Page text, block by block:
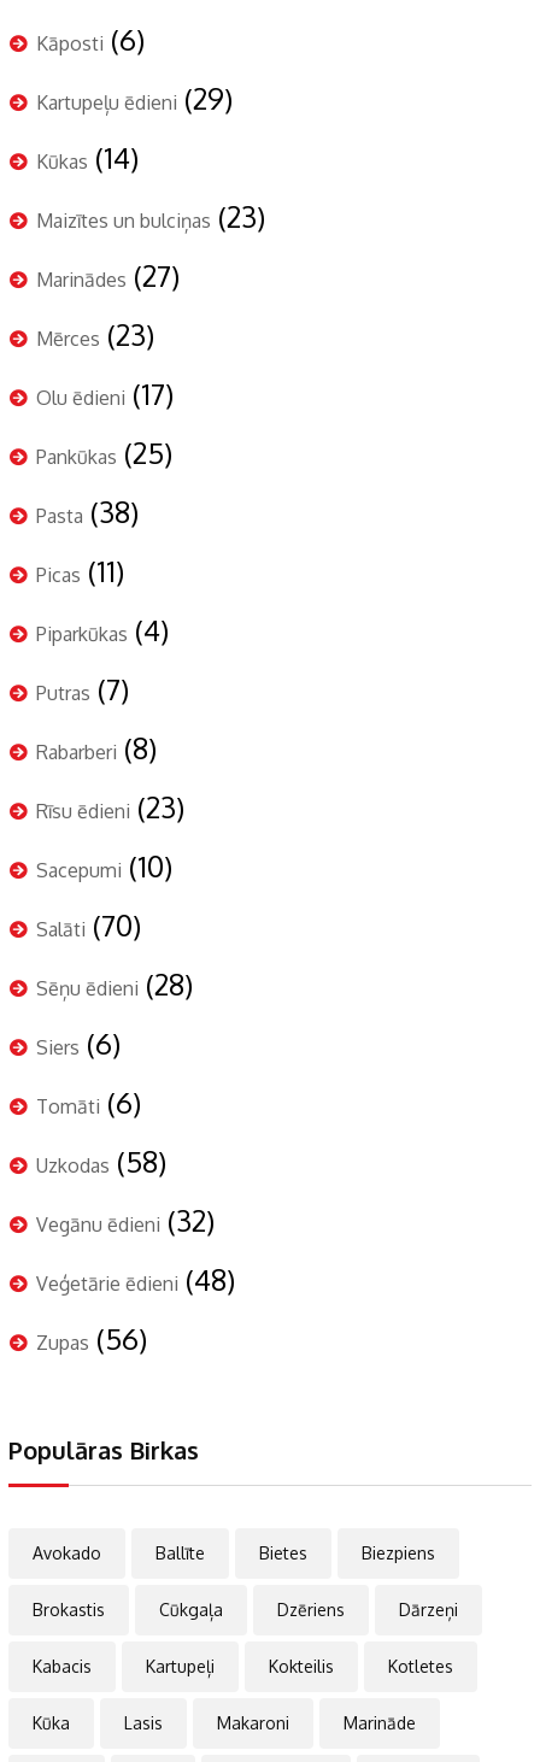
Kāposti (6)
Kartupeļu ēdieni (29)
Kūkas (14)
Maizītes un bulciņas (23)
Marinādes (27)
Mērces (23)
Olu ēdieni (17)
Pankūkas (25)
Pasta (38)
Picas (11)
Piparkūkas (4)
Putras (7)
Rabarberi (8)
Rīsu ēdieni (23)
Sacepumi (10)
Salāti (70)
Sēņu ēdieni (28)
Siers (6)
Tomāti (6)
Uzkodas (58)
Vegānu ēdieni (32)
Veģetārie ēdieni (48)
Zupas (56)
Populāras Birkas
Avokado Ballīte Bietes Biezpiens
Brokastis Cūkgaļa Dzēriens Dārzeņi
Kabacis Kartupeļi Kokteilis Kotletes
Kūka Lasis Makaroni Marināde